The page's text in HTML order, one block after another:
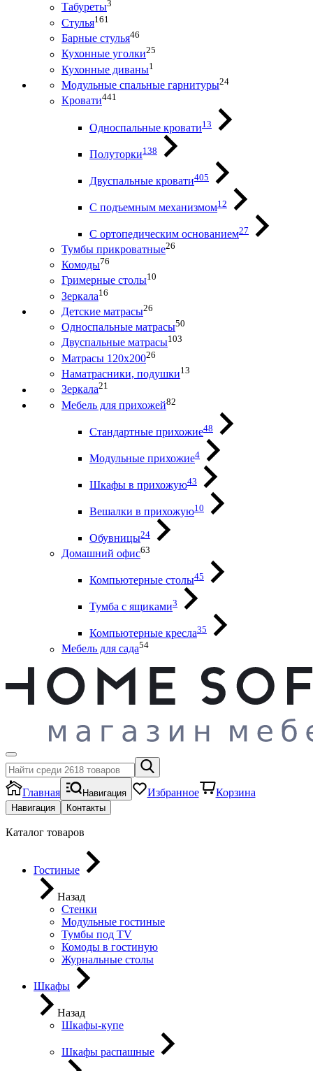
Табуреты3
Стулья161
Барные стулья46
Кухонные уголки25
Кухонные диваны1
Модульные спальные гарнитуры24
Кровати441
Односпальные кровати13
Полуторки138
Двуспальные кровати405
С подъемным механизмом12
С ортопедическим основанием27
Тумбы прикроватные26
Комоды76
Гримерные столы10
Зеркала16
Детские матрасы26
Односпальные матрасы50
Двуспальные матрасы103
Матрасы 120х20026
Наматрасники, подушки13
Зеркала21
Мебель для прихожей82
Стандартные прихожие48
Модульные прихожие4
Шкафы в прихожую43
Вешалки в прихожую10
Обувницы24
Домашний офис63
Компьютерные столы45
Тумба с ящиками3
Компьютерные кресла35
Мебель для сада54
Главная Навигация Избранное Корзина
Навигация Контакты
Каталог товаров
Гостиные
Назад
Стенки
Модульные гостиные
Тумбы под ТV
Комоды в гостиную
Журнальные столы
Шкафы
Назад
Шкафы-купе
Шкафы распашные